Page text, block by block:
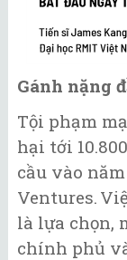
Gánh nặng
Tội phạm
hại tới
cầu vào
Ventures.
là lựa chọn,
chính phủ